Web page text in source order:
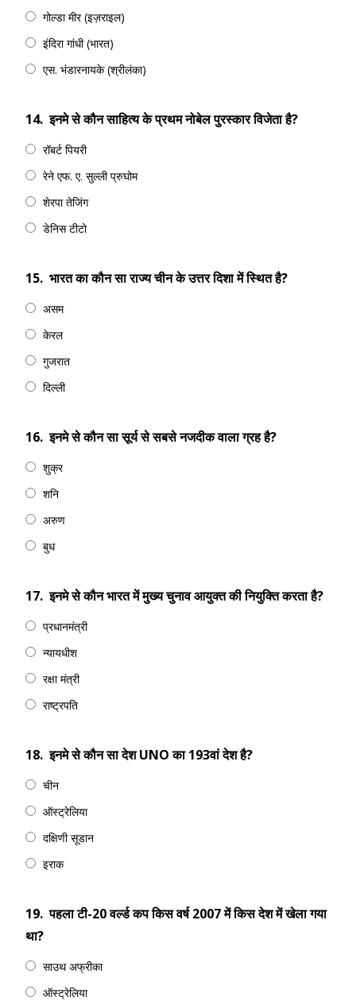
गोल्डा मीर (इज़राइल)
इंदिरा गांधी (भारत)
एस. भंडारनायके (श्रीलंका)
14. इनमे से कौन साहित्य के प्रथम नोबेल पुरस्कार विजेता है?
रॉबर्ट पियरी
रेने एफ. ए. सुल्ली प्रुघोम
शेरपा तेजिंग
डेनिस टीटो
15. भारत का कौन सा राज्य चीन के उत्तर दिशा में स्थित है?
असम
केरल
गुजरात
दिल्ली
16. इनमे से कौन सा सूर्य से सबसे नजदीक वाला ग्रह है?
शुक्र
शनि
अरुण
बुध
17. इनमे से कौन भारत में मुख्य चुनाव आयुक्त की नियुक्ति करता है?
प्रधानमंत्री
न्यायधीश
रक्षा मंत्री
राष्ट्रपति
18. इनमे से कौन सा देश UNO का 193वां देश है?
चीन
ऑस्ट्रेलिया
दक्षिणी सूडान
इराक
19. पहला टी-20 वर्ल्ड कप किस वर्ष 2007 में किस देश में खेला गया
था?
साउथ अफ्रीका
ऑस्ट्रेलिया